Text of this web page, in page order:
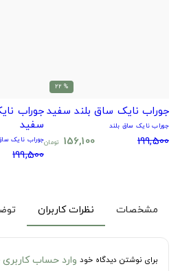
% 22
جوراب نایک ساق بلند سفید
جوراب نایک ساق بلند
199,500
156,100 تومان
جوراب
سفید
جوراب نایک
199,500
مشخصات نظرات کاربران
برای نوشتن دیدگاه خود وارد حساب کاربری